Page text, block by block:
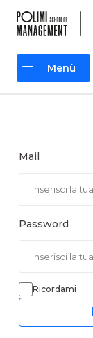
contenuto
Menù
Mail
Password
Ricordami